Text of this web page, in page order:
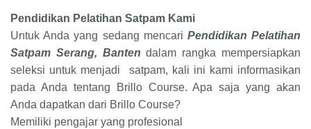
Pendidikan Pelatihan Satpam Kami
Untuk Anda yang sedang mencari Pendidikan Pelatihan
Satpam Serang, Banten dalam rangka mempersiapkan
seleksi untuk menjadi satpam, kali ini kami informasikan
pada Anda tentang
Brillo Course. Apa saja yang akan
Anda dapatkan dari Brillo Course?
Memiliki pengajar yang profesional